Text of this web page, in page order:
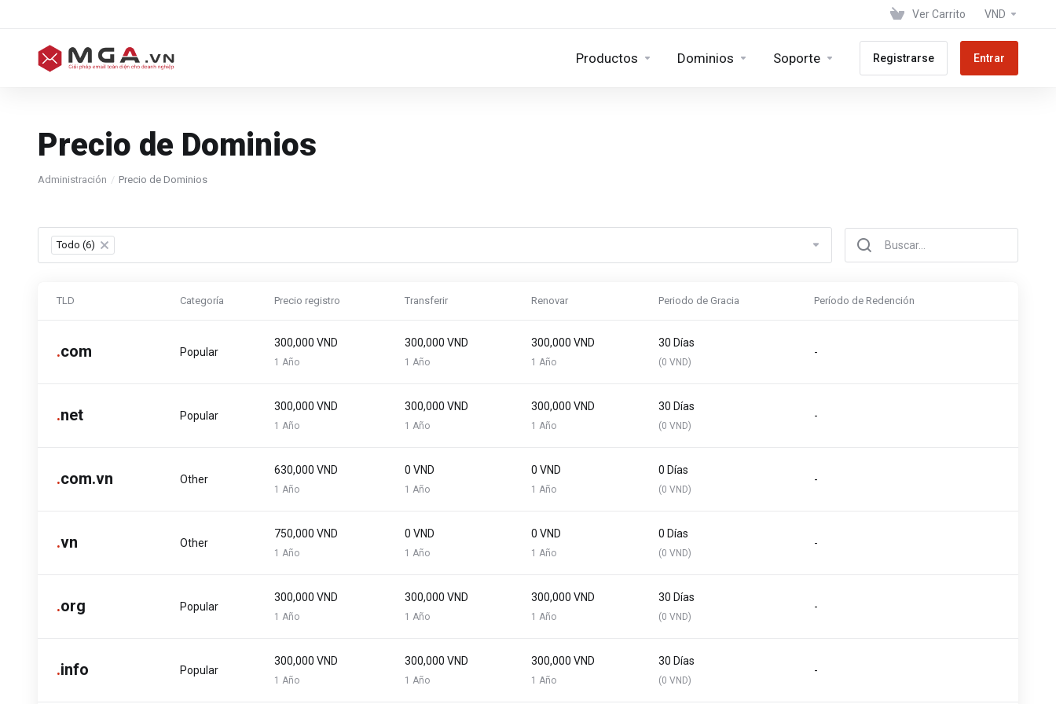
Ver Carrito VND
Productos Dominios Soporte Registrarse Entrar
Precio de Dominios
Administración Precio de Dominios
Todo (6) ×
TLD Categoría Precio registro Transferir Renovar Periodo de Gracia Período de Redención
.com Popular
300,000 VND
1 Año
300,000 VND
1 Año
300,000 VND
1 Año
30 Días
(0 VND)
-
.net Popular
300,000 VND
1 Año
300,000 VND
1 Año
300,000 VND
1 Año
30 Días
(0 VND)
-
.com.vn Other
630,000 VND
1 Año
0 VND
1 Año
0 VND
1 Año
0 Días
(0 VND)
-
.vn Other
750,000 VND
1 Año
0 VND
1 Año
0 VND
1 Año
0 Días
(0 VND)
-
.org Popular
300,000 VND
1 Año
300,000 VND
1 Año
300,000 VND
1 Año
30 Días
(0 VND)
-
.info Popular
300,000 VND
1 Año
300,000 VND
1 Año
300,000 VND
1 Año
30 Días
(0 VND)
-